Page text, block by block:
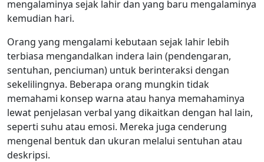
mengalaminya sejak lahir dan yang baru mengalaminya
kemudian hari.
Orang yang mengalami kebutaan sejak lahir lebih
terbiasa mengandalkan indera lain (pendengaran,
sentuhan, penciuman) untuk berinteraksi dengan
sekelilingnya. Beberapa orang mungkin tidak
memahami konsep warna atau hanya memahaminya
lewat penjelasan verbal yang dikaitkan dengan hal lain,
seperti suhu atau emosi. Mereka juga cenderung
mengenal bentuk dan ukuran melalui sentuhan atau
deskripsi.